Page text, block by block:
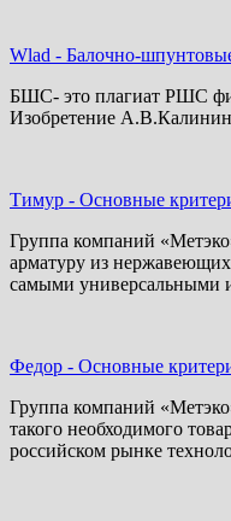
Wlad - Балочно-
БШС- это плагиат РШС
Изобретение
Тимур - Основные
Группа компаний
арматуру из
самыми универсальными
Федор - Основные
Группа компаний
такого необходимого
российском рынке